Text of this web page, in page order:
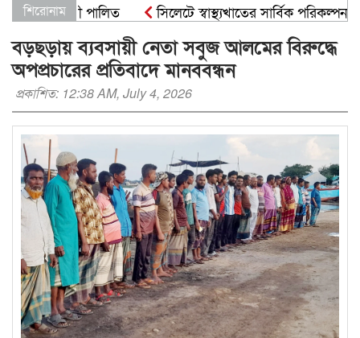
শিরোনাম
কর্মসূচী পালিত সিলেটে স্বাস্থ্যখাতের সার্বিক পরিকল্পনা
বড়ছড়ায় ব্যবসায়ী নেতা সবুজ আলমের বিরুদ্ধে
অপপ্রচারের প্রতিবাদে মানববন্ধন
প্রকাশিত: 12:38 AM, July 4, 2026